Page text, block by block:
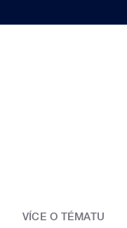
VÍCE O TÉMATU